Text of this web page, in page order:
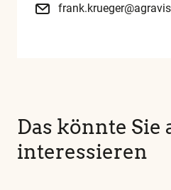
Das könnte Sie
interessieren